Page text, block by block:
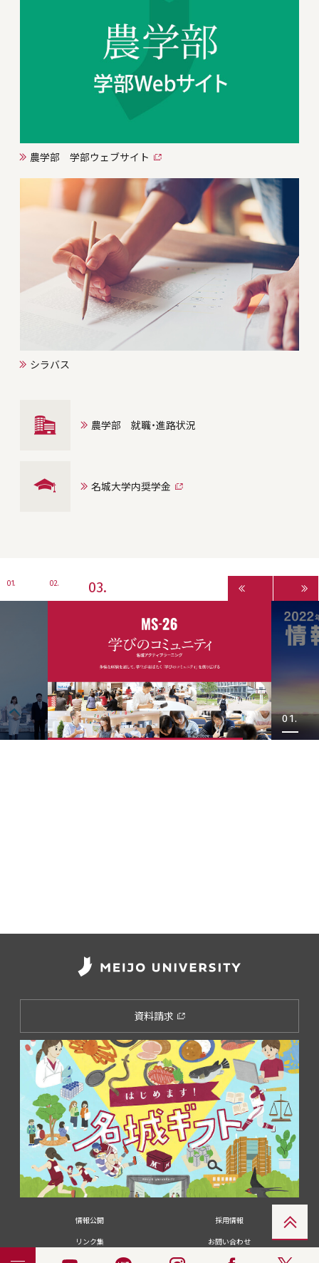
農学部 学部ウェブサイト
シラバス
農学部 就職・進路状況
名城大学内奨学金
1 2 3
資料請求
情報公開
採用情報
リンク集
お問い合わせ